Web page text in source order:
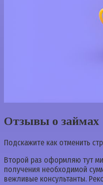
Отзывы о займах
Подскажите как отменить
Второй раз оформляю тут
получения необходимой
вежливые консультанты.